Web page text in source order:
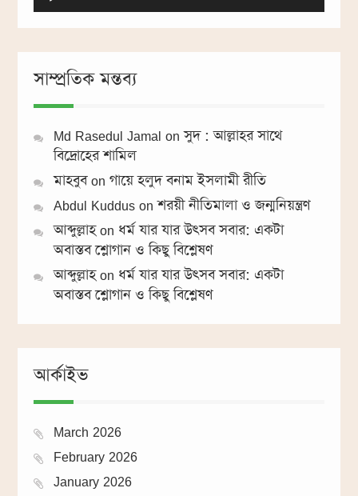
Player
সাম্প্রতিক মন্তব্য
Md Rasedul Jamal onসুদ : আল্লাহর সাথে
বিদ্রোহের শামিল
মাহবুবon গায়ে হলুদ বনাম ইসলামী রীতি
Abdul Kuddusonশরয়ী নীতিমালা ও জন্মনিয়ন্ত্রণ
আব্দুল্লাহon ধর্ম যার যার উৎসব সবার: একটা
অবাস্তব শ্লোগান ও কিছু বিশ্লেষণ
আব্দুল্লাহon ধর্ম যার যার উৎসব সবার: একটা
অবাস্তব শ্লোগান ও কিছু বিশ্লেষণ
আর্কাইভ
March 2026
February 2026
January 2026